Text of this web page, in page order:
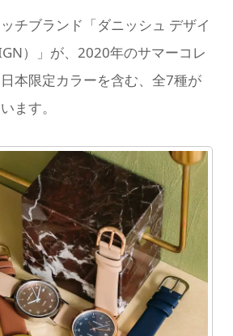
チブランド「ダニッシュ デザイ
）」が、2020年のサマーコレ
本限定カラーを含む、全7種が
ます。